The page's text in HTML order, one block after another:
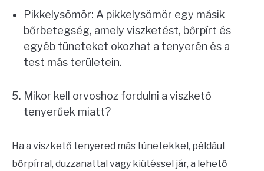
Pikkelysömör: A pikkelysömör egy másik
bőrbetegség, amely viszketést, bőrpírt és
egyéb tüneteket okozhat a tenyerén és a
test más területein.
Mikor kell orvoshoz fordulni a viszkető
tenyerűek miatt?
Ha a viszkető tenyered más tünetekkel, például
bőrpírral, duzzanattal vagy kiütéssel jár, a lehető